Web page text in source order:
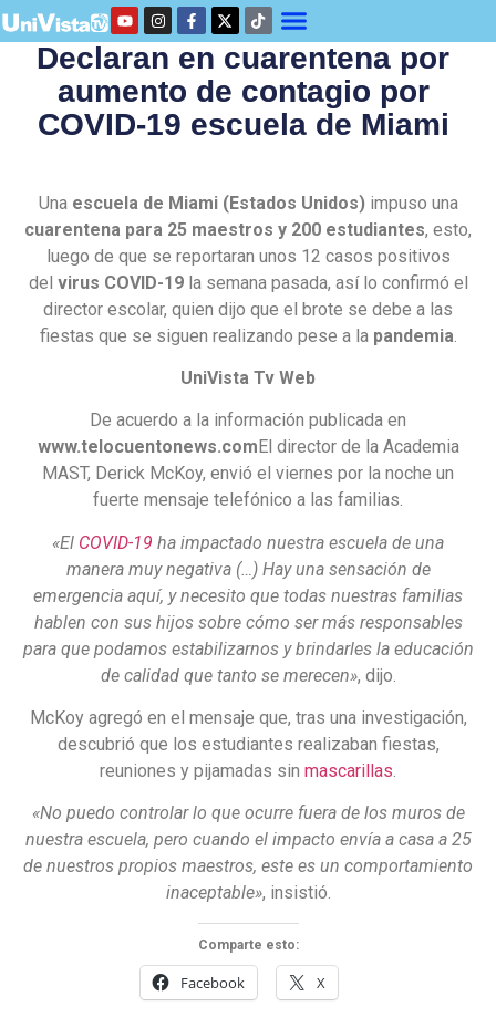
Declaran en cuarentena por
aumento de contagio por
COVID-19 escuela de Miami
Una escuela de Miami (Estados Unidos) impuso una
cuarentena para 25 maestros y 200 estudiantes, esto,
luego de que se reportaran unos 12 casos positivos
del virus COVID-19la semana pasada, así lo confirmó el
director escolar, quien dijo que el brote se debe a las
fiestas que se siguen realizando pese a la pandemia
UniVista Tv Web
De acuerdo a la información publicada en
www.telocuentonews.com El director de la Academia
MAST, Derick McKoy, envió el viernes por la noche un
fuerte mensaje telefónico a las familias.
«El COVID-19 ha impactado nuestra escuela de una
manera muy negativa (…) Hay una sensación de
emergencia aquí, y necesito que todas nuestras familias
hablen con sus hijos sobre cómo ser más responsables
para que podamos estabilizarnos y brindarles la educación
de calidad que tanto se merecen», dijo.
McKoy agregó en el mensaje que, tras una investigación,
descubrió que los estudiantes realizaban fiestas,
reuniones y pijamadas sin mascarillas.
«No puedo controlar lo que ocurre fuera de los muros de
nuestra escuela, pero cuando el impacto envía a casa a 25
de nuestros propios maestros, este es un comportamiento
inaceptable», insistió.
Comparte esto:
Facebook X